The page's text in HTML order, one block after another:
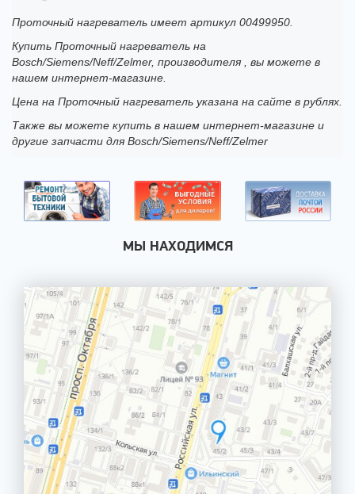
Проточный нагреватель имеет артикул 00499950.
Купить Проточный нагреватель на
Bosch/Siemens/Neff/Zelmer, производителя , вы можете в
нашем интернет-магазине.
Цена на Проточный нагреватель указана на сайте в рублях.
Также вы можете купить в нашем интернет-магазине и
другие запчасти для Bosch/Siemens/Neff/Zelmer
МЫ НАХОДИМСЯ